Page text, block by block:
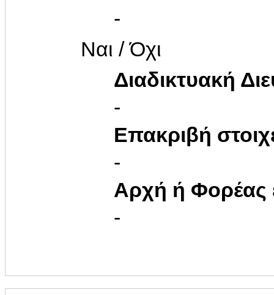
-
Ναι / Όχι
Διαδικτυακή
-
Επακριβή
-
Αρχή ή Φορέας
-